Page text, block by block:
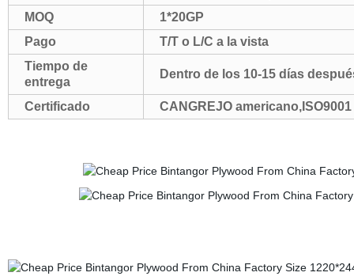
MOQ
1*20GP
Pago
T/T o L/C a la vista
Tiempo de
entrega
Dentro de los 10-15 días
Certificado CANGREJO americano,ISO9001